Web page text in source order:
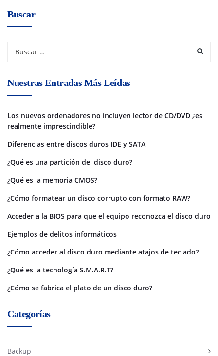
Buscar
Nuestras Entradas Más Leídas
Los nuevos ordenadores no incluyen lector de CD/DVD ¿es
realmente imprescindible?
Diferencias entre discos duros IDE y SATA
¿Qué es una partición del disco duro?
¿Qué es la memoria CMOS?
¿Cómo formatear un disco corrupto con formato RAW?
Acceder a la BIOS para que el equipo reconozca el disco duro
Ejemplos de delitos informáticos
¿Cómo acceder al disco duro mediante atajos de teclado?
¿Qué es la tecnología S.M.A.R.T?
¿Cómo se fabrica el plato de un disco duro?
Categorías
Backup